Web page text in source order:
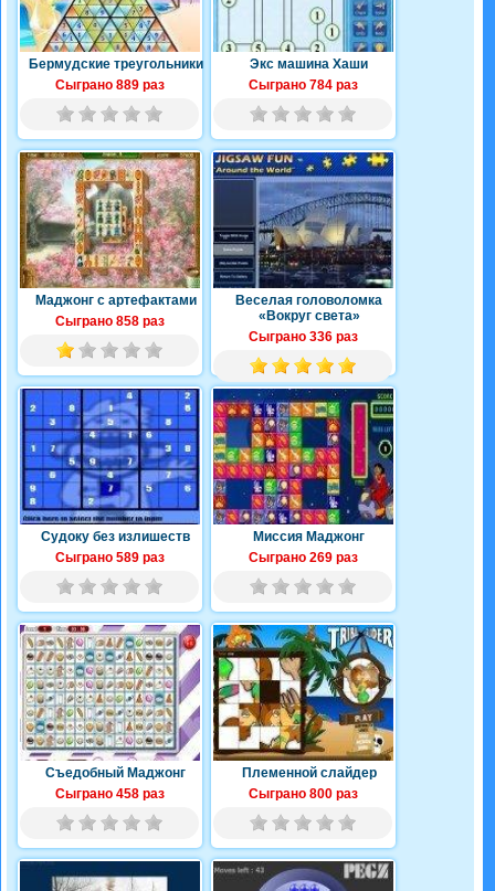
Бермудские треугольники
Сыграно 889 раз
Экс машина Хаши
Сыграно 784 раз
Маджонг с артефактами
Сыграно 858 раз
Веселая головоломка
«Вокруг света»
Сыграно 336 раз
Судоку без излишеств
Сыграно 589 раз
Миссия Маджонг
Сыграно 269 раз
Съедобный Маджонг
Сыграно 458 раз
Племенной слайдер
Сыграно 800 раз